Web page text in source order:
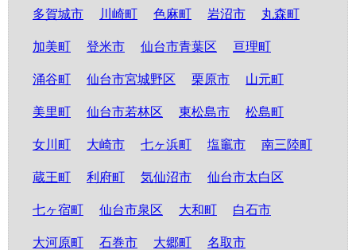
多賀城市 川崎町 色麻町 岩沼市 丸森町
加美町 登米市 仙台市青葉区 亘理町
涌谷町 仙台市宮城野区 栗原市 山元町
美里町 仙台市若林区 東松島市 松島町
女川町 大崎市 七ヶ浜町 塩竈市 南三陸町
蔵王町 利府町 気仙沼市 仙台市太白区
七ヶ宿町 仙台市泉区 大和町 白石市
大河原町 石巻市 大郷町 名取市